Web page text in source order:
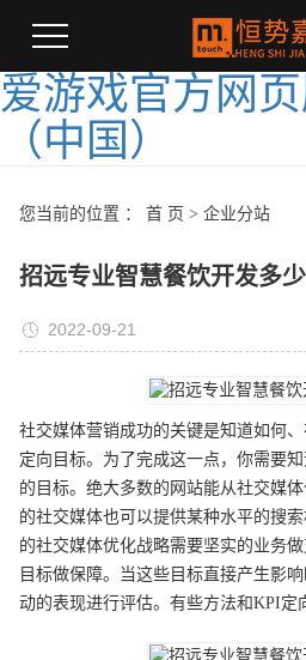
爱游戏官方网
（中国）
您当前的位置 ： 首 页 > 企业分站
招远专业智慧餐饮开发多
2022-09-21
社交媒体营销成功的关键是知道如何
定向目标。为了完成这一点，你需要
的目标。绝大多数的网站能从社交媒
的社交媒体也可以提供某种水平的搜
的社交媒体优化战略需要坚实的业务
目标做保障。当这些目标直接产生影
动的表现进行评估。有些方法和KPI定